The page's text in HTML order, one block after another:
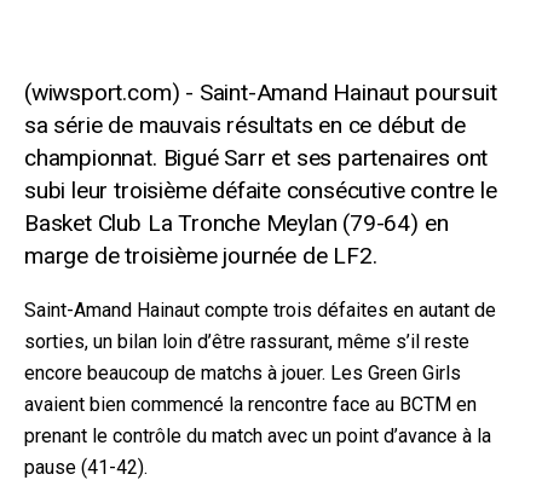
Saint-Amand Hainaut poursuit
sa série de mauvais résultats en ce début de
championnat. Bigué Sarr et ses partenaires ont
subi leur troisième défaite consécutive contre le
Basket Club La Tronche Meylan (79-64) en
marge de troisième journée de LF2.
Saint-Amand Hainaut compte trois défaites en autant de
sorties, un bilan loin d’être rassurant, même s’il reste
encore beaucoup de matchs à jouer. Les Green Girls
avaient bien commencé la rencontre face au BCTM en
prenant le contrôle du match avec un point d’avance à la
pause (41-42).